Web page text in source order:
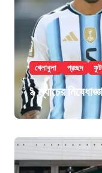
খেলাধুলা প্রচ্ছদ
৯ ম্যাচের